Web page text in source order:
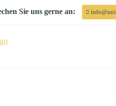
Sie uns gerne an: